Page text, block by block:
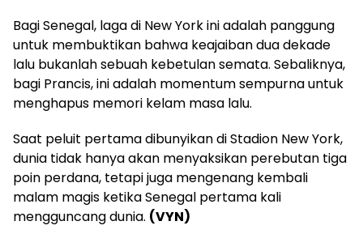
Bagi Senegal, laga di New York ini adalah panggung
untuk membuktikan bahwa keajaiban dua dekade
lalu bukanlah sebuah kebetulan semata. Sebaliknya,
bagi Prancis, ini adalah momentum sempurna untuk
menghapus memori kelam masa lalu.
Saat peluit pertama dibunyikan di Stadion New York,
dunia tidak hanya akan menyaksikan perebutan tiga
poin perdana, tetapi juga mengenang kembali
malam magis ketika Senegal pertama kali
mengguncang dunia. (VYN)